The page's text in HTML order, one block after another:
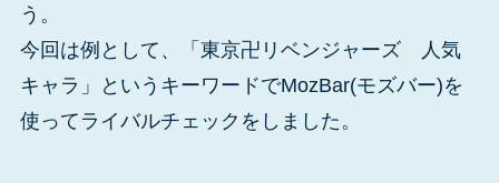
う。
今回は例として、「東京卍リベンジャーズ 人気
キャラ」というキーワードでMozBar(モズバー)を
使ってライバルチェックをしました。